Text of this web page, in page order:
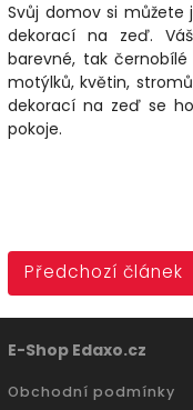
Svůj domov si
dekorací na zeď.
barevné, tak
motýlků, květin,
dekorací na zeď se
pokoje.
Předchozí článek
E-Shop Edaxo.cz
Obchodní podmínky